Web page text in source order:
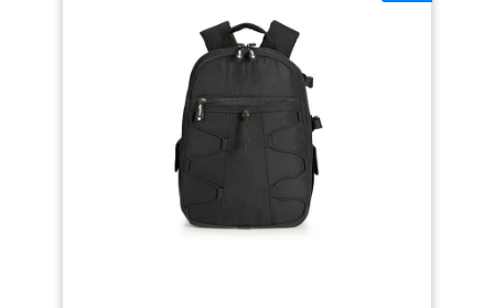
d'alimentation. 1 poche zippée cachée à l'arrière
pour votre téléphone, votre portefeuille et d'autres
petits objets que vous devez garder. Le support de
trépied est équipé d'une sangle sécurisée sur un
côté du sac. 1 poche de l'autre côté permet de
ranger un parapluie ou une bouteille d'eau
Protection solide pour appareil photo: Ce sac à dos
pour appareil photo à coque rigide se compose
d'une housse rigide en EVA d'une seule pièce. La
couche rembourrée avec de la mousse offre un bon